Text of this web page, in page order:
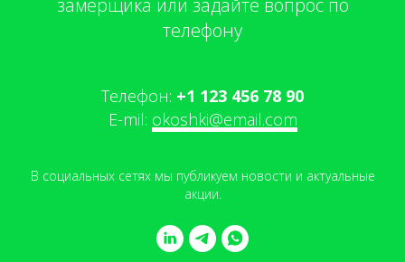
замерщика или задайте вопрос по
телефону
Телефон: +1 123 456 78 90
E-mil: okoshki@email.com
В социальных сетях мы публикуем новости и актуальные
акции.